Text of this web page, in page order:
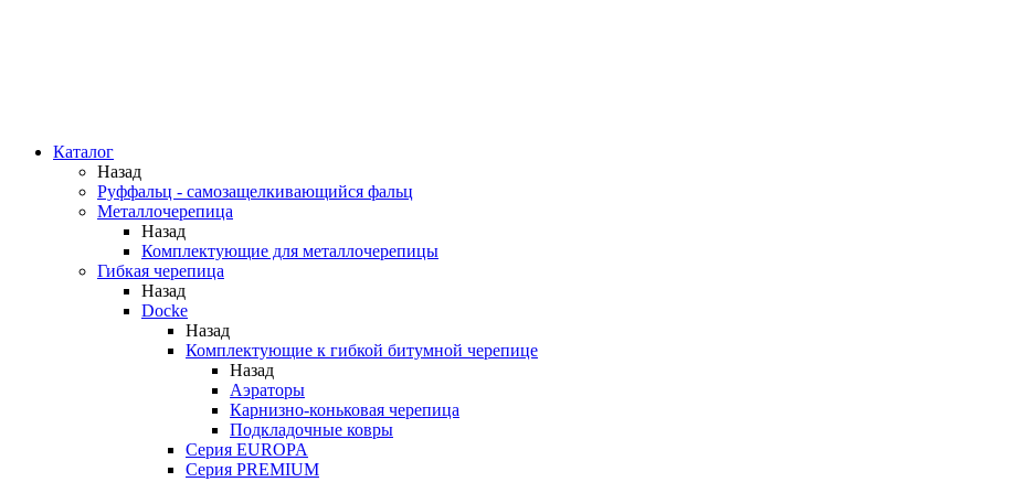
Каталог
Назад
Руффальц - самозащелкивающийся фальц
Металлочерепица
Назад
Комплектующие для металлочерепицы
Гибкая черепица
Назад
Docke
Назад
Комплектующие к гибкой битумной черепице
Назад
Аэраторы
Карнизно-коньковая черепица
Подкладочные ковры
Серия EUROPA
Серия PREMIUM